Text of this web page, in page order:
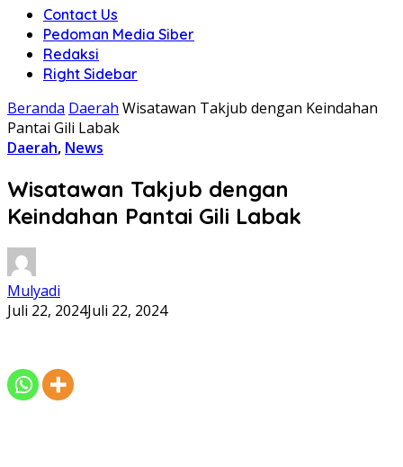
Contact Us
Pedoman Media Siber
Redaksi
Right Sidebar
Beranda Daerah Wisatawan Takjub dengan Keindahan
Pantai Gili Labak
Daerah, News
Wisatawan Takjub dengan
Keindahan Pantai Gili Labak
Mulyadi
Juli 22, 2024Juli 22, 2024